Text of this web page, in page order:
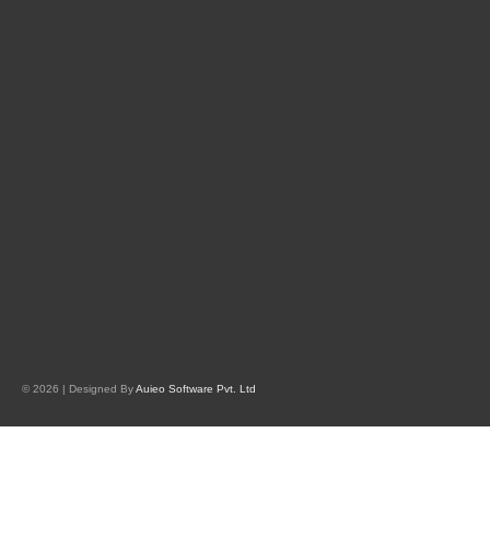
© 2026 | Designed ByAuieo Software Pvt. Ltd